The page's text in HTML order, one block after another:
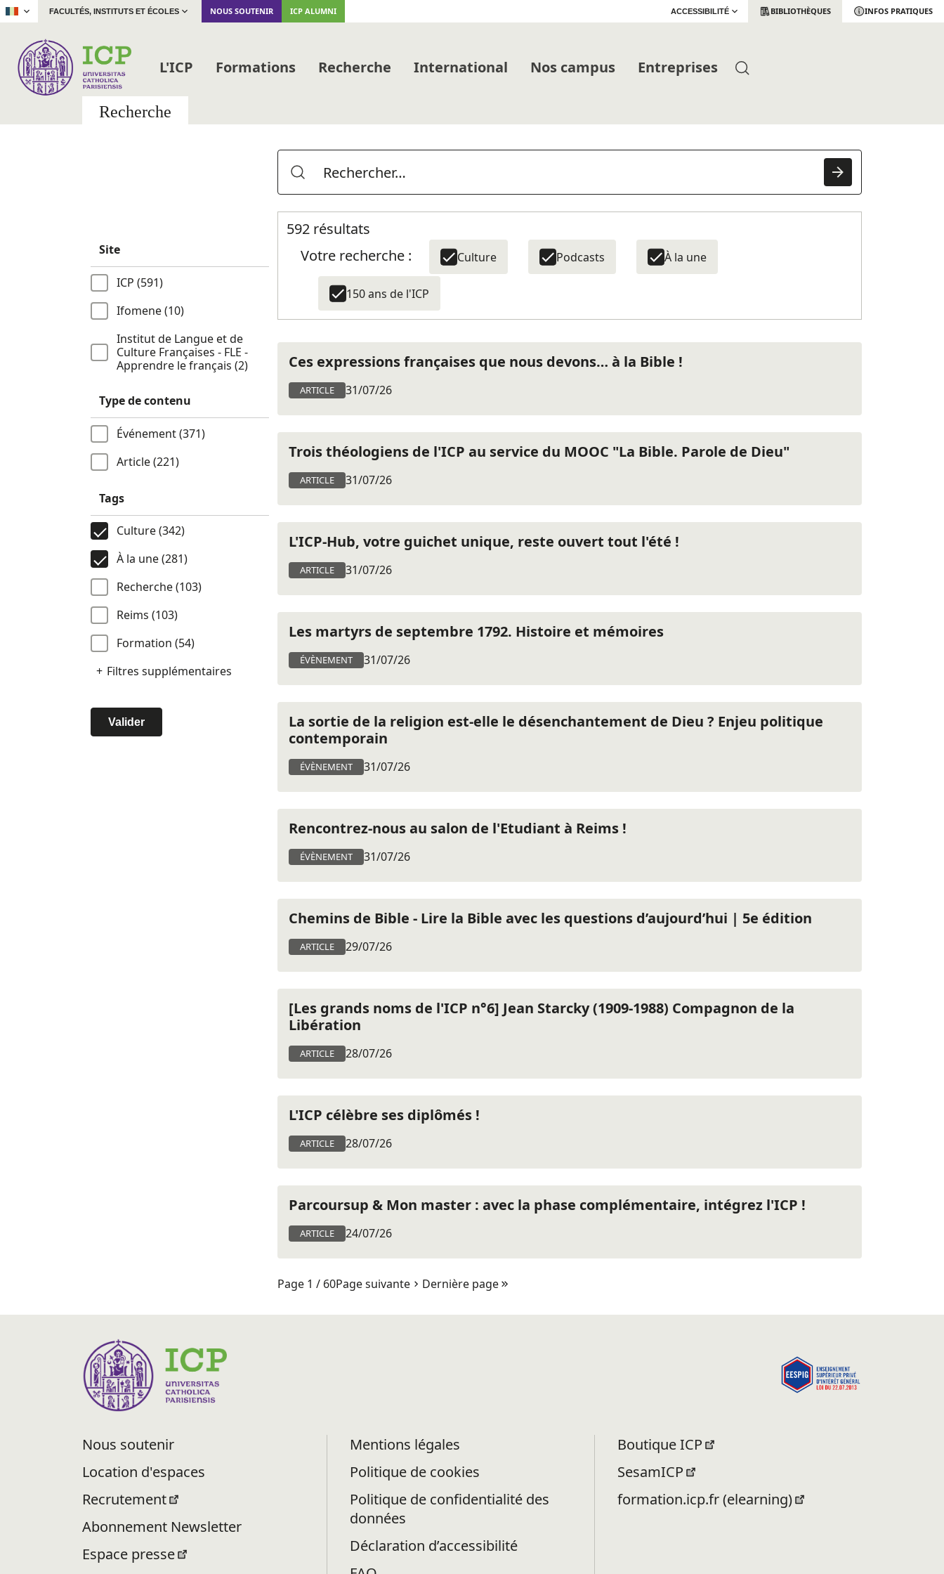
| FACULTÉS, INSTITUTS ET ÉCOLES NOUS SOUTENIR ICP ALUMNI ACCESSIBILITÉ BIBLIOTHÈQUES INFOS PRATIQUES
L'ICP Formations Recherche International Nos campus Entreprises
Recherche
592 résultats
Votre recherche :
Culture Podcasts À la une
150 ans de l'ICP
Site
ICP (591)
Ifomene (10)
Institut de Langue et de
Culture Françaises - FLE -
Apprendre le français (2)
Type de contenu
Événement (371)
Article (221)
Tags
Culture (342)
À la une (281)
Recherche (103)
Reims (103)
Formation (54)
Filtres supplémentaires
Valider
Ces expressions françaises que nous devons… à la Bible !
ARTICLE 31/07/26
Trois théologiens de l'ICP au service du MOOC "La Bible. Parole de Dieu"
ARTICLE 31/07/26
L'ICP-Hub, votre guichet unique, reste ouvert tout l'été !
ARTICLE 31/07/26
Les martyrs de septembre 1792. Histoire et mémoires
ÉVÈNEMENT 31/07/26
La sortie de la religion est-elle le désenchantement de Dieu ? Enjeu politique
contemporain
ÉVÈNEMENT 31/07/26
Rencontrez-nous au salon de l'Etudiant à Reims !
ÉVÈNEMENT 31/07/26
Chemins de Bible - Lire la Bible avec les questions d’aujourd’hui | 5e édition
ARTICLE 29/07/26
[Les grands noms de l'ICP n°6] Jean Starcky (1909-1988) Compagnon de la
Libération
ARTICLE 28/07/26
L'ICP célèbre ses diplômés !
ARTICLE 28/07/26
Parcoursup & Mon master : avec la phase complémentaire, intégrez l'ICP !
ARTICLE 24/07/26
Page 1 / 60Page suivante Dernière page
Nous soutenir
Location d'espaces
Recrutement
Abonnement Newsletter
Espace presse
Mentions légales
Politique de cookies
Politique de confidentialité des
données
Déclaration d’accessibilité
Boutique ICP
SesamICP
formation.icp.fr (elearning)